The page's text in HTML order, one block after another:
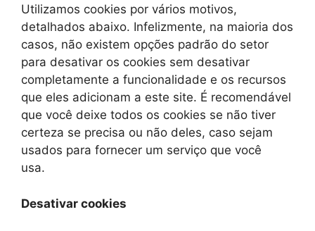
Utilizamos cookies por vários motivos,
detalhados abaixo. Infelizmente, na maioria dos
casos, não existem opções padrão do setor
para desativar os cookies sem desativar
completamente a funcionalidade e os recursos
que eles adicionam a este site. É recomendável
que você deixe todos os cookies se não tiver
certeza se precisa ou não deles, caso sejam
usados ​​para fornecer um serviço que você
usa.
Desativar cookies